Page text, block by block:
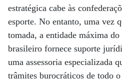
estratégica cabe às
esporte. No entanto, uma vez
tomada, a entidade máxima
brasileiro fornece suporte
uma assessoria especializada
trâmites burocráticos de todo